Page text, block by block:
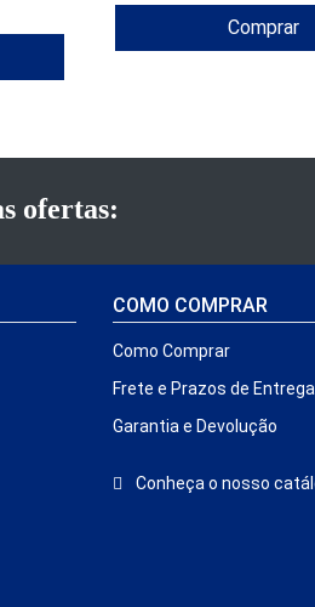
Comprar
ofertas:
COMO COMPRAR
Como Comprar
Frete e Prazos de Entrega
Garantia e Devolução
Conheça o nosso